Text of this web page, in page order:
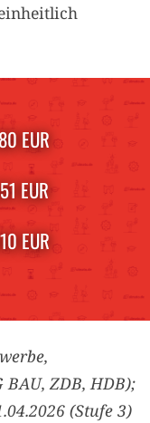
EUR
EUR
EUR
BAU, ZDB, HDB);
(Stufe 3)